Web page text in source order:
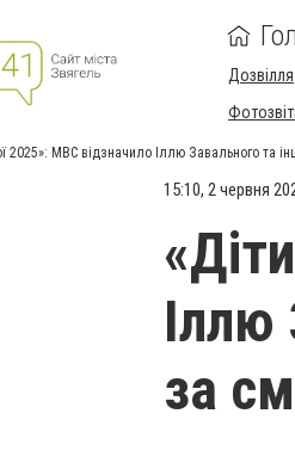
Дозвілля
2025»: МВС відзначило Іллю Завального та
15:10, 2 червня
Іллю
за